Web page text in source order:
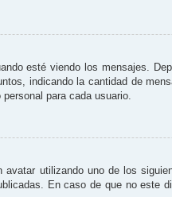
esté viendo los mensajes.
indicando la cantidad de
para cada usuario.
utilizando uno de los
En caso de que no este